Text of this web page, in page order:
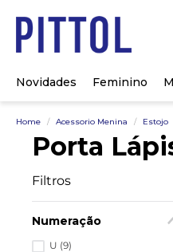
Novidades Feminino
Home / Acessorio Menina / Estojo
Porta
Filtros
Numeração
U (9)